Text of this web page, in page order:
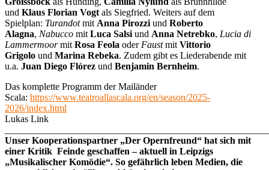
und Klaus Florian Vogt als Siegfried. Weiters auf dem
Spielplan: Turandotmit Anna Pirozzi und Roberto
Alagna, Nabucco mit Luca Salsi und Anna Netrebko, Lucia di
Lammermoormit Rosa Feola oder Faustmit Vittorio
Grigolo und Marina Rebeka. Zudem gibt es Liederabende mit
u.a. Juan Diego Flórez und Benjamin Bernheim.
Das komplette Programm der Mailänder
Scala: https://www.teatroallascala.org/en/season/2025-
2026/index.html
Lukas Link
Unser Kooperationspartner „Der Opernfreund“ hat sich mit
einer Kritik Feinde geschaffen – aktuell in Leipzigs
„Musikalischer Komödie“. So gefährlich leben Medien, die